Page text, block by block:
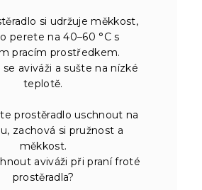
si udržuje měkkost,
perete na 40–60 °C s
pracím prostředkem.
aviváži a sušte na nízké
teplotě.
prostěradlo uschnout na
zachová si pružnost a
měkkost.
aviváži při praní froté
prostěradla?